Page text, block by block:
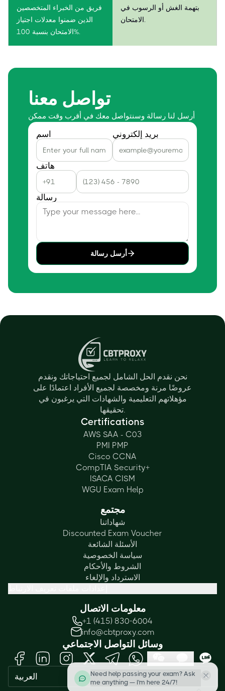
فريق من الخبراء المتخصصين
الذين ضمنوا معدلات اجتياز
الامتحان بنسبة 100%.
بتهمة الغش أو الرسوب في
تواصل معنا
أرسل لنا رسالة وسنتواصل معك في أقرب وقت ممكن
اسم بريد إلكتروني
هاتف
رسالة
أرسل رسالة
نحن نقدم الحل الشامل لجميع احتياجاتك ونقدم
عروضًا مرنة ومخصصة لجميع الأفراد اعتمادًا على
مؤهلاتهم التعليمية والشهادات التي يرغبون في
تحقيقها.
Certifications
AWS SAA - C03
PMI PMP
Cisco CCNA
CompTIA Security+
ISACA CISM
WGU Exam Help
مجتمع
شهاداتنا
Discounted Exam Voucher
الأسئلة الشائعة
سياسة الخصوصية
الشروط والأحكام
الاسترداد والإلغاء
معلومات الاتصال
+1 (415) 830-6004
info@cbtproxy.com
وسائل التواصل الاجتماعي
العربية
Need help passing your exam? Ask
me anything — I'm here 24/7!